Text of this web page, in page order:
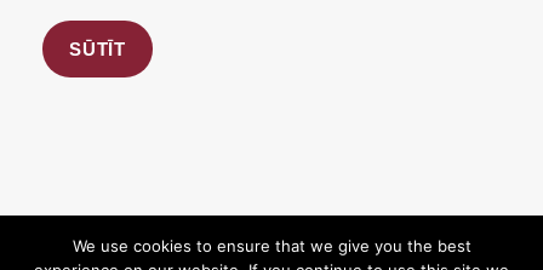
We use cookies to ensure that we give you the best